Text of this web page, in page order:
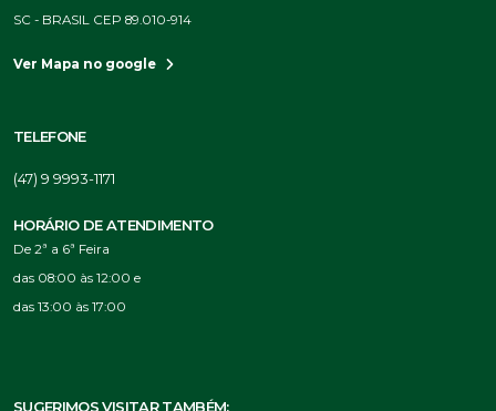
SC - BRASIL CEP 89.010-914
Ver Mapa no google
TELEFONE
(47) 9 9993-1171
HORÁRIO DE ATENDIMENTO
De 2ª a 6ª Feira
das 08:00 às 12:00 e
das 13:00 às 17:00
SUGERIMOS VISITAR TAMBÉM: